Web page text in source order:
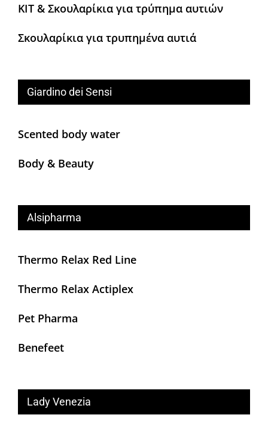
KIT & Σκουλαρίκια για τρύπημα αυτιών
Σκουλαρίκια για τρυπημένα αυτιά
Giardino dei Sensi
Scented body water
Body & Beauty
Alsipharma
Thermo Relax Red Line
Thermo Relax Actiplex
Pet Pharma
Benefeet
Lady Venezia